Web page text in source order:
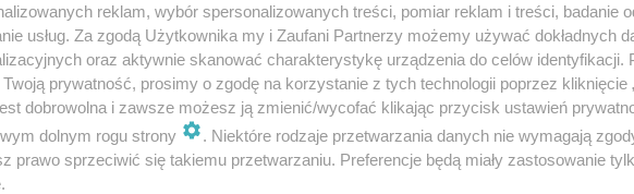
unikalnej, autorskiej technologii opartej na wykorzystaniu drobno
reklam, wybór spersonalizowanych treści, pomiar reklam i treści, badanie
usług. Za zgodą Użytkownika my i Zaufani Partnerzy możemy używać dokładnych
oraz aktywnie skanować charakterystykę urządzenia do celów identyfikacji.
prywatność, prosimy o zgodę na korzystanie z tych technologii poprzez kliknięcie
dobrowolna i zawsze możesz ją zmienić/wycofać klikając przycisk ustawień
dolnym rogu strony
. Niektóre rodzaje przetwarzania danych nie wymagają
prawo sprzeciwić się takiemu przetwarzaniu. Preferencje będą miały zastosowanie